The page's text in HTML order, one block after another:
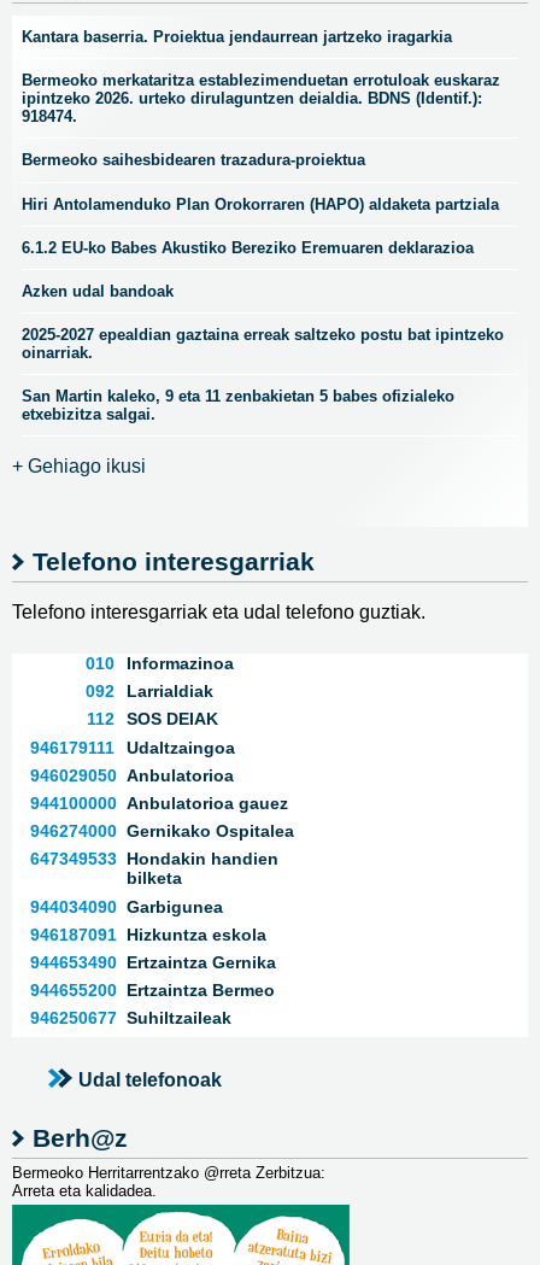
Kantara baserria. Proiektua jendaurrean jartzeko iragarkia
Bermeoko merkataritza establezimenduetan errotuloak euskaraz
ipintzeko 2026. urteko dirulaguntzen deialdia. BDNS (Identif.):
918474.
Bermeoko saihesbidearen trazadura-proiektua
Hiri Antolamenduko Plan Orokorraren (HAPO) aldaketa partziala
6.1.2 EU-ko Babes Akustiko Bereziko Eremuaren deklarazioa
Azken udal bandoak
2025-2027 epealdian gaztaina erreak saltzeko postu bat ipintzeko
oinarriak.
San Martin kaleko, 9 eta 11 zenbakietan 5 babes ofizialeko
etxebizitza salgai.
+ Gehiago ikusi
Telefono interesgarriak
Telefono interesgarriak eta udal telefono guztiak.
010
Informazinoa
092
Larrialdiak
112
SOS DEIAK
946179111
Udaltzaingoa
946029050 Anbulatorioa
944100000 Anbulatorioa gauez
946274000 Gernikako Ospitalea
647349533 Hondakin handien
bilketa
944034090 Garbigunea
946187091 Hizkuntza eskola
944653490 Ertzaintza Gernika
944655200 Ertzaintza Bermeo
946250677 Suhiltzaileak
Udal telefonoak
Berh@z
Bermeoko Herritarrentzako @rreta Zerbitzua:
Arreta eta kalidadea.